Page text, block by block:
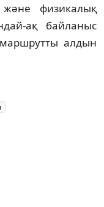
физикалық
ақ байланыс
алдын